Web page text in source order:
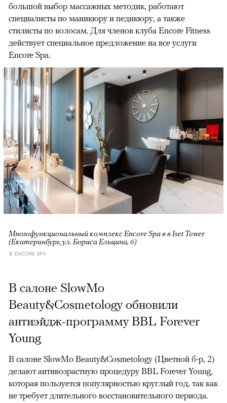
большой выбор массажных методик, работают
специалисты по маникюру и педикюру, а также
стилисты по волосам. Для членов клуба Encore Fitness
действует специальное предложение на все услуги
Encore Spa.
Многофункциональный комплекс Encore Spa в в Iset Tower
(Екатеринбург, ул. Бориса Ельцина, 6)
© ENCORE SPA
В салоне SlowMo
Beauty&Cosmetology обновили
антиэйдж-программу BBL Forever
Young
В салоне SlowMo Beauty&Cosmetology (Цветной б-р, 2)
делают антивозрастную процедуру BBL Forever Young,
которая пользуется популярностью круглый год, так как
не требует длительного восстановительного периода.